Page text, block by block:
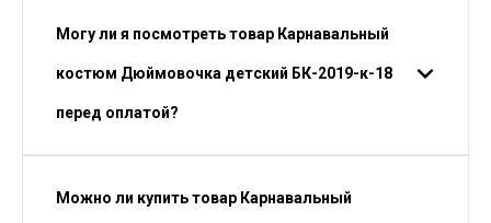
Могу ли я посмотреть товар Карнавальный
костюм Дюймовочка детский БК-2019-к-18
перед оплатой?
Можно ли купить товар Карнавальный